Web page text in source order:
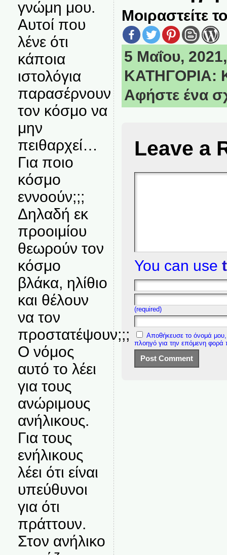
γνώμη μου.
Αυτοί που
λένε ότι
κάποια
ιστολόγια
παρασέρνουν
τον κόσμο να
μην
πειθαρχεί…
Για ποιο
κόσμο
εννοούν;;;
Δηλαδή εκ
προοιμίου
θεωρούν τον
κόσμο
βλάκα, ηλίθιο
και θέλουν
να τον
προστατέψουν;;;
Ο νόμος
αυτό το λέει
για τους
ανώριμους
ανήλικους.
Για τους
ενήλικους
λέει ότι είναι
υπεύθυνοι
για ότι
πράττουν.
Στον ανήλικο
Μοιραστείτε
5 Μαΐου,
ΚΑΤΗΓΟΡΙΑ:
Αφήστε ένα
Leave a
You can use
(required)
Αποθήκευσε το όνομά μου,
πλοηγό για την επόμενη